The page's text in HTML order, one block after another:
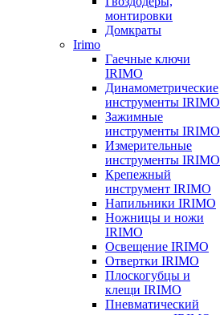
монтировки
Домкраты
Irimo
Гаечные ключи
IRIMO
Динамометрические
инструменты IRIMO
Зажимные
инструменты IRIMO
Измерительные
инструменты IRIMO
Крепежный
инструмент IRIMO
Напильники IRIMO
Ножницы и ножи
IRIMO
Освещение IRIMO
Отвертки IRIMO
Плоскогубцы и
клещи IRIMO
Пневматический